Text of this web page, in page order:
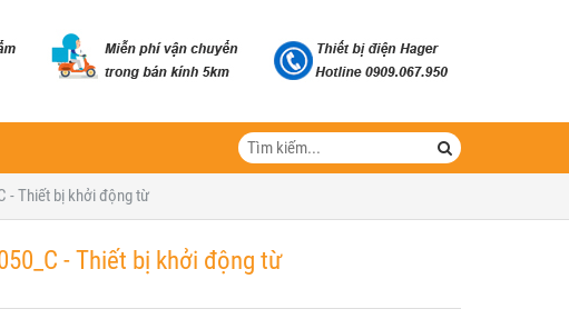
- Thiết bị khởi động từ
- Thiết bị khởi động từ